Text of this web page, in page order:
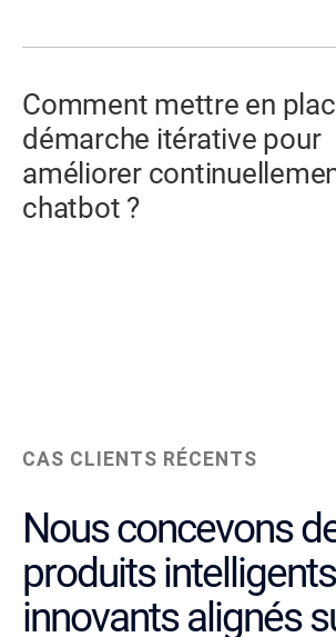
Comment mettre en
démarche itérative pour
améliorer
chatbot ?
CAS CLIENTS RÉCENTS
Nous concevons
produits
innovants alignés